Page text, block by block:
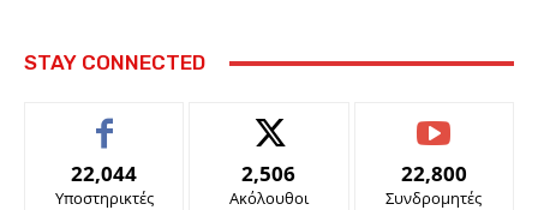
STAY CONNECTED
22,044
Υποστηρικτές
2,506
Ακόλουθοι
22,800
Συνδρομητές